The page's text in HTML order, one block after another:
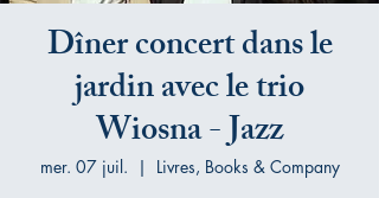
Dîner concert dans le
jardin avec le trio
Wiosna - Jazz
mer. 07 juil.
  |
Livres, Books & Company